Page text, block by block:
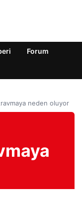
Forum
neden oluyor